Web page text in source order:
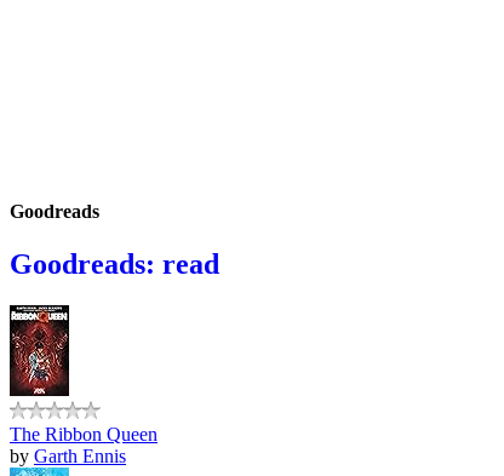
Goodreads
Goodreads: read
The Ribbon Queen
by Garth Ennis